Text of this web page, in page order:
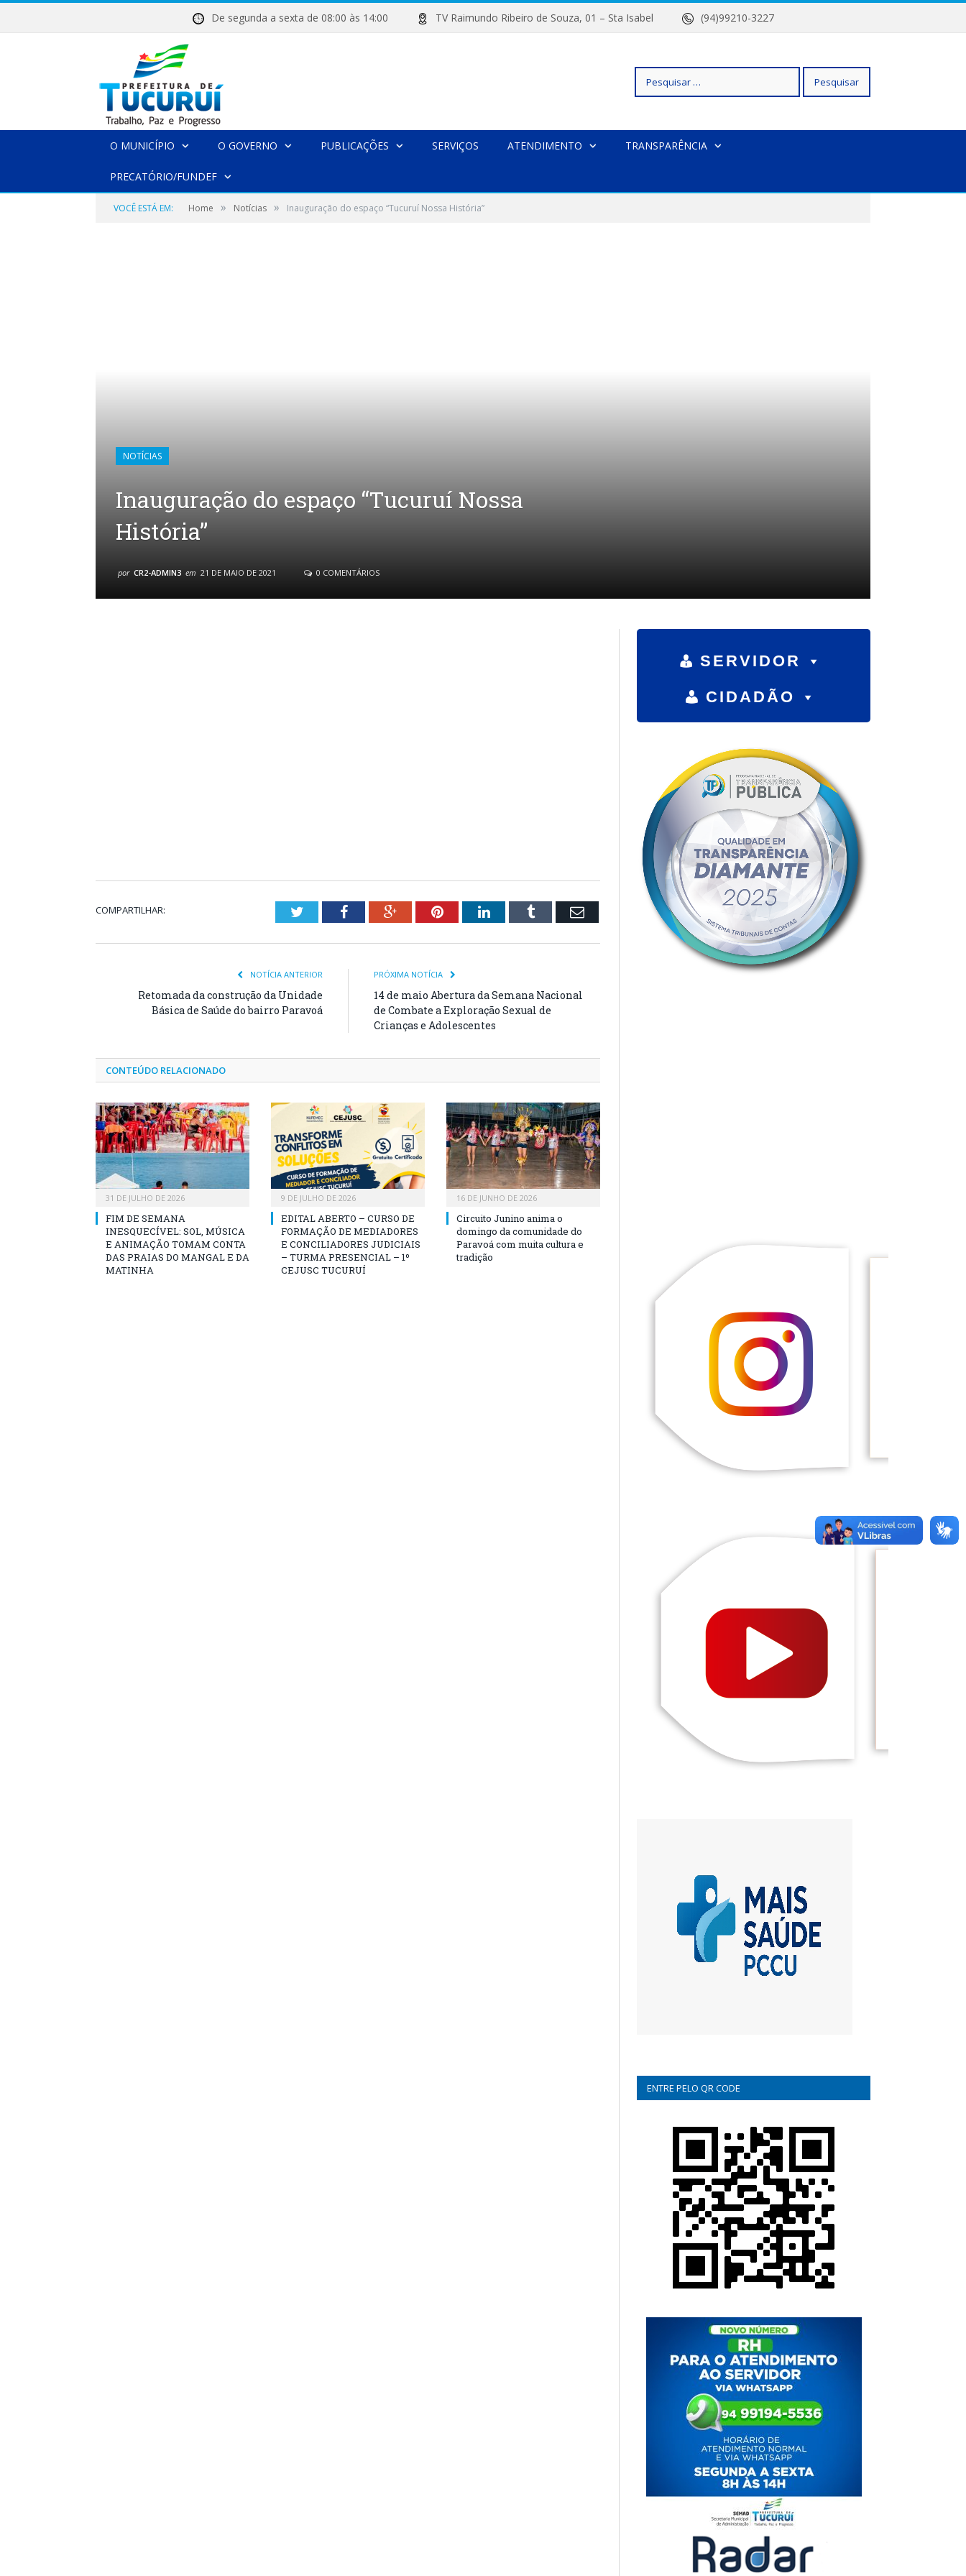
De segunda a sexta de 08:00 às 14:00 TV Raimundo Ribeiro de Souza, 01 – Sta Isabel (94)99210-3227
Pesquisar
O MUNICÍPIO O GOVERNO PUBLICAÇÕES SERVIÇOS ATENDIMENTO TRANSPARÊNCIA
PRECATÓRIO/FUNDEF
VOCÊ ESTÁ EM: Home » Notícias » Inauguração do espaço “Tucuruí Nossa História”
NOTÍCIAS
Inauguração do espaço “Tucuruí Nossa
História”
por CR2-ADMIN3 em 21 DE MAIO DE 2021 0 COMENTÁRIOS
COMPARTILHAR: TwitterFacebookGoogle+PinterestLinkedInTumblr Email
NOTÍCIA ANTERIOR
Retomada da construção da Unidade
Básica de Saúde do bairro Paravoá
PRÓXIMA NOTÍCIA
14 de maio Abertura da Semana Nacional
de Combate a Exploração Sexual de
Crianças e Adolescentes
CONTEÚDO RELACIONADO
31 DE JULHO DE 2026
FIM DE SEMANA
INESQUECÍVEL: SOL, MÚSICA
E ANIMAÇÃO TOMAM CONTA
DAS PRAIAS DO MANGAL E DA
MATINHA
9 DE JULHO DE 2026
EDITAL ABERTO – CURSO DE
FORMAÇÃO DE MEDIADORES
E CONCILIADORES JUDICIAIS
– TURMA PRESENCIAL – 1º
CEJUSC TUCURUÍ
16 DE JUNHO DE 2026
Circuito Junino anima o
domingo da comunidade do
Paravoá com muita cultura e
tradição
SERVIDOR
CIDADÃO
ENTRE PELO QR CODE